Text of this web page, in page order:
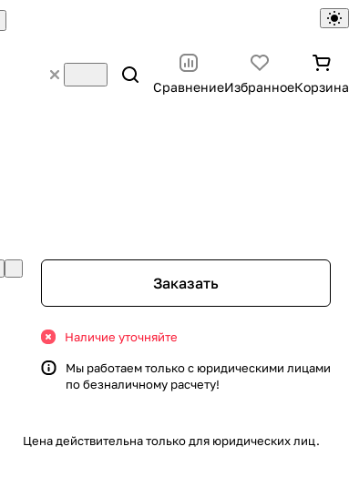
СравнениеИзбранноеКорзина
Заказать
Наличие уточняйте
Мы работаем только с юридическими лицами
по безналичному расчету!
Цена действительна только для юридических лиц.